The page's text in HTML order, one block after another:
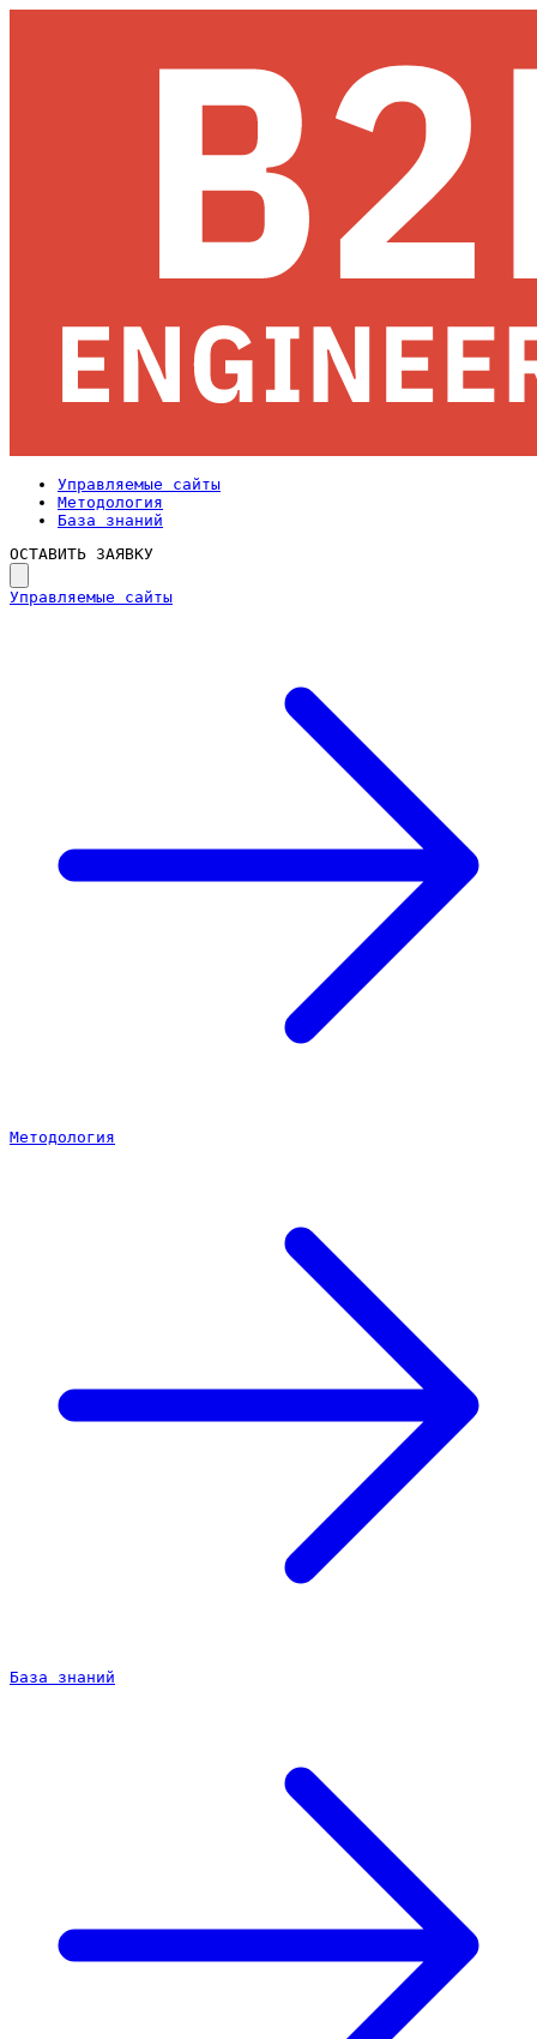
Управляемые сайты
Методология
База знаний
ОСТАВИТЬ ЗАЯВКУ
Управляемые сайты
Методология
База знаний